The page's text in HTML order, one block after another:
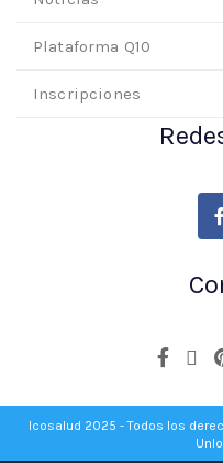
Plataforma Q10
Inscripciones
Icosalud 2025 - Todos los